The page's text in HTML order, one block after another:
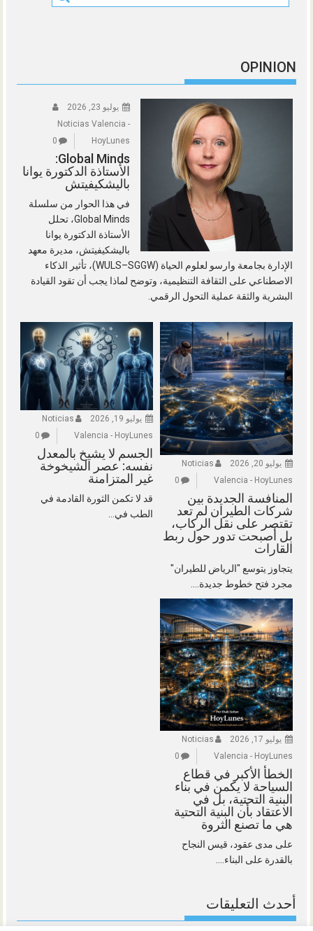
OPINION
يوليو 23, 2026
Noticias Valencia -
HoyLunes
0
Global Minds:
الأستاذة الدكتورة يوانا
باليشكيفيتش
في هذا الحوار من سلسلة
Global Minds، تحلل
الأستاذة الدكتورة يوانا
باليشكيفيتش، مديرة معهد
الإدارة بجامعة وارسو لعلوم الحياة (WULS–SGGW)، تأثير الذكاء
الاصطناعي على الثقافة التنظيمية، وتوضح لماذا يجب أن تقود القيادة
البشرية والثقة عملية التحول الرقمي.
يوليو 20, 2026
Noticias
Valencia - HoyLunes
0
المنافسة الجديدة بين
شركات الطيران لم تعد
تقتصر على نقل الركاب،
بل أصبحت تدور حول ربط
القارات
يتجاوز يتوسع "الرياض للطيران"
مجرد فتح خطوط جديدة....
يوليو 19, 2026
Noticias
Valencia - HoyLunes
0
الجسم لا يشيخ بالمعدل
نفسه: عصر الشيخوخة
غير المتزامنة
قد لا تكمن الثورة القادمة في
الطب في...
يوليو 17, 2026
Noticias
Valencia - HoyLunes
0
الخطأ الأكبر في قطاع
السياحة لا يكمن في بناء
البنية التحتية، بل في
الاعتقاد بأن البنية التحتية
هي ما تصنع الثروة
على مدى عقود، قيس النجاح
بالقدرة على البناء....
أحدث التعليقات